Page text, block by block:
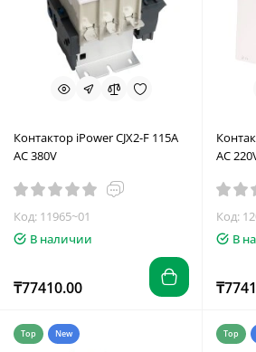
Контактор iPower CJX2-F 115A
AC 380V
Код: 11965~01
В наличии
₸77410.00
AC
Код:
В
Top New Top